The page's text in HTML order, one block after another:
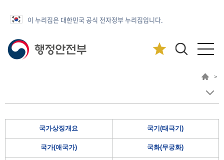
이 누리집은 대한민국 공식 전자정부 누리집입니다.
>
국가상징개요 국기(태극기)
국가(애국가) 국화(무궁화)